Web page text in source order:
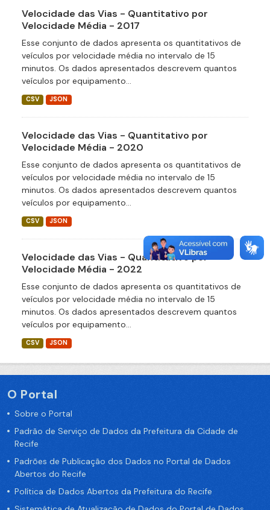
Velocidade das Vias - Quantitativo por
Velocidade Média - 2017
Esse conjunto de dados apresenta os quantitativos de
veículos por velocidade média no intervalo de 15
minutos. Os dados apresentados descrevem quantos
veículos por equipamento...
CSV JSON
Velocidade das Vias - Quantitativo por
Velocidade Média - 2020
Esse conjunto de dados apresenta os quantitativos de
veículos por velocidade média no intervalo de 15
minutos. Os dados apresentados descrevem quantos
veículos por equipamento...
CSV JSON
Velocidade das Vias - Quantitativo por
Velocidade Média - 2022
Esse conjunto de dados apresenta os quantitativos de
veículos por velocidade média no intervalo de 15
minutos. Os dados apresentados descrevem quantos
veículos por equipamento...
CSV JSON
O Portal
Sobre o Portal
Padrão de Serviço de Dados da Prefeitura da Cidade de
Recife
Padrões de Publicação dos Dados no Portal de Dados
Abertos do Recife
Política de Dados Abertos da Prefeitura do Recife